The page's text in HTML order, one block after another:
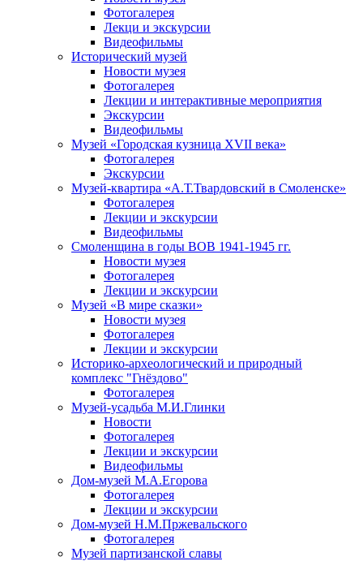
Фотогалерея
Лекци и экскурсии
Видеофильмы
Исторический музей
Новости музея
Фотогалерея
Лекции и интерактивные мероприятия
Экскурсии
Видеофильмы
Музей «Городская кузница XVII века»
Фотогалерея
Экскурсии
Музей-квартира «А.Т.Твардовский в Смоленске»
Фотогалерея
Лекции и экскурсии
Видеофильмы
Смоленщина в годы ВОВ 1941-1945 гг.
Новости музея
Фотогалерея
Лекции и экскурсии
Музей «В мире сказки»
Новости музея
Фотогалерея
Лекции и экскурсии
Историко-археологический и природный
комплекс "Гнёздово"
Фотогалерея
Музей-усадьба М.И.Глинки
Новости
Фотогалерея
Лекции и экскурсии
Видеофильмы
Дом-музей М.А.Егорова
Фотогалерея
Лекции и экскурсии
Дом-музей Н.М.Пржевальского
Фотогалерея
Музей партизанской славы